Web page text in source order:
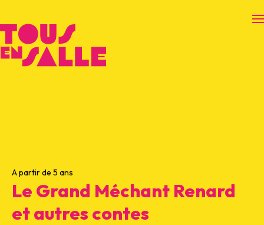
A partir de 5 ans
Le Grand Méchant Renard
et autres contes